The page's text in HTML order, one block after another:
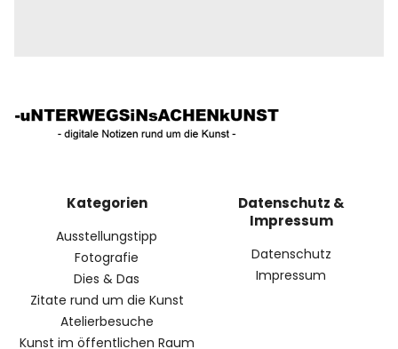
Kategorien
Ausstellungstipp
Fotografie
Dies & Das
Zitate rund um die Kunst
Atelierbesuche
Kunst im öffentlichen Raum
Datenschutz &
Impressum
Datenschutz
Impressum